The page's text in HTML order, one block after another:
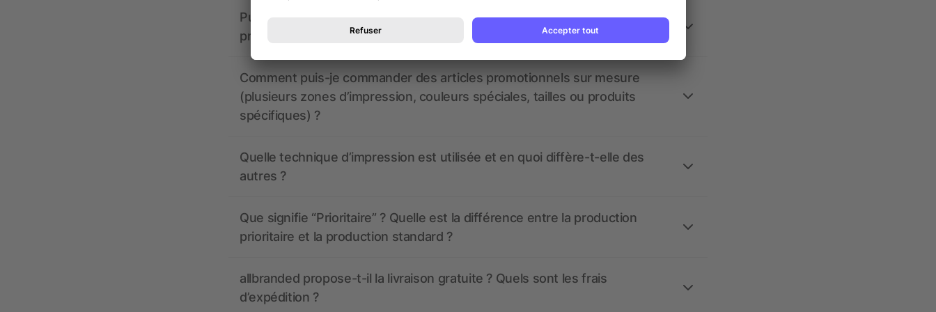
Puis-je voir à quoi ressembleront mes articles promotionnels avant la
production ?
Comment puis-je commander des articles promotionnels sur mesure
(plusieurs zones d’impression, couleurs spéciales, tailles ou produits
spécifiques) ?
Quelle technique d’impression est utilisée et en quoi diffère-t-elle des
autres ?
Que signifie “Prioritaire” ? Quelle est la différence entre la production
prioritaire et la production standard ?
allbranded propose-t-il la livraison gratuite ? Quels sont les frais
d’expédition ?